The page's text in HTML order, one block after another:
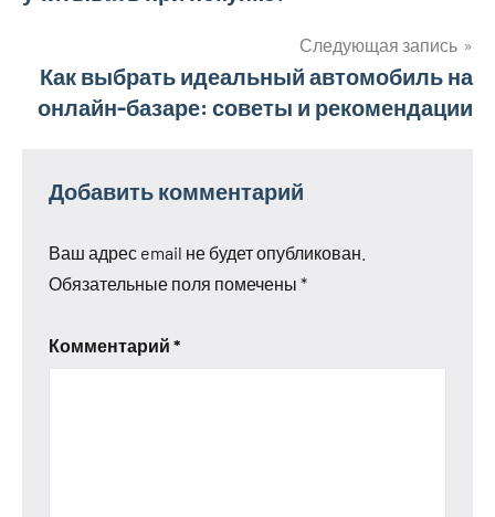
по
Следующая запись
Как выбрать идеальный автомобиль на
онлайн-базаре: советы и рекомендации
Добавить комментарий
Ваш адрес email не будет опубликован.
Обязательные поля помечены *
Комментарий *